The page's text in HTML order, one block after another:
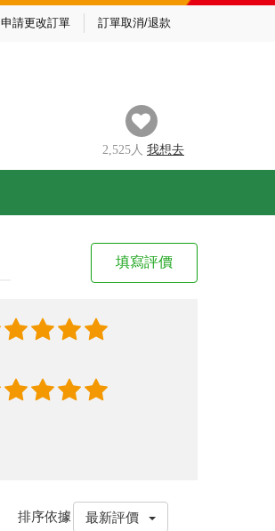
申請更改訂單 訂單取消/退款
2,525人 我想去
填寫評價
排序依據 最新評價